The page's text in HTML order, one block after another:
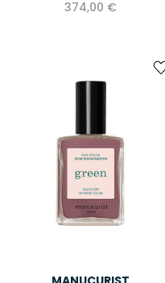
374,00 €